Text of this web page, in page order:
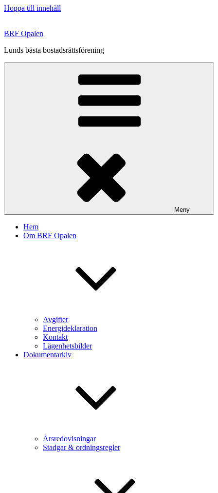
Hoppa till innehåll
BRF Opalen
Lunds bästa bostadsrättsförening
Meny
Hem
Om BRF Opalen
Avgifter
Energideklaration
Kontakt
Lägenhetsbilder
Dokumentarkiv
Årsredovisningar
Stadgar & ordningsregler